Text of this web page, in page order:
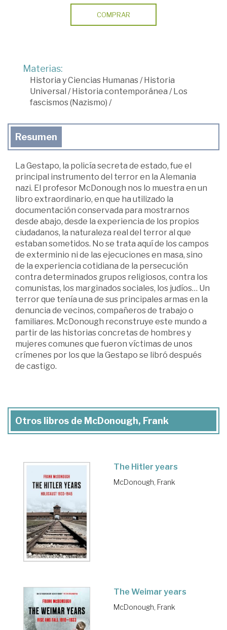
COMPRAR
Materias:
Historia y Ciencias Humanas/ Historia
Universal / Historia contemporánea / Los
fascismos (Nazismo) /
Resumen
La Gestapo, la policía secreta de estado, fue el
principal instrumento del terror en la Alemania
nazi. El profesor McDonough nos lo muestra en un
libro extraordinario, en que ha utilizado la
documentación conservada para mostrarnos
desde abajo, desde la experiencia de los propios
ciudadanos, la naturaleza real del terror al que
estaban sometidos. No se trata aquí de los campos
de exterminio ni de las ejecuciones en masa, sino
de la experiencia cotidiana de la persecución
contra determinados grupos religiosos, contra los
comunistas, los marginados sociales, los judíos… Un
terror que tenía una de sus principales armas en la
denuncia de vecinos, compañeros de trabajo o
familiares. McDonough reconstruye este mundo a
partir de las historias concretas de hombres y
mujeres comunes que fueron víctimas de unos
crímenes por los que la Gestapo se libró después
de castigo.
Otros libros de McDonough, Frank
The Hitler years
McDonough, Frank
The Weimar years
McDonough, Frank